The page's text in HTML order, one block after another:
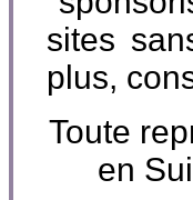
sites
plus,
Toute
en